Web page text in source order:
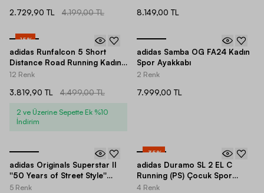
2.729,90 TL 4.199,00 TL 8.149,00 TL
-15%
adidas Runfalcon 5 Short
Distance Road Running Kadın
Spor Ayakkabı
12 Renk
3.819,90 TL 4.499,00 TL
2 ve Üzerine Sepette Ek %10
İndirim
adidas Samba OG FA24 Kadın
Spor Ayakkabı
2 Renk
7.999,00 TL
adidas Originals Superstar II
''50 Years of Street Style''
Unisex Spor Ayakkabı
5 Renk
-35%
adidas Duramo SL 2 EL C
Running (PS) Çocuk Spor
Ayakkabı
4 Renk